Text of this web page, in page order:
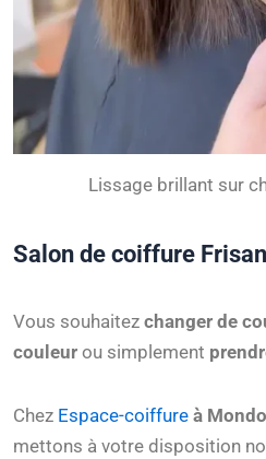
Lissage brillant sur
Salon de coiffure
Vous souhaitez changer de
couleur ou simplement
Chez Espace-coiffure à
mettons à votre disposition